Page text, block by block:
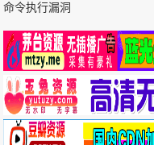
命令执行漏洞